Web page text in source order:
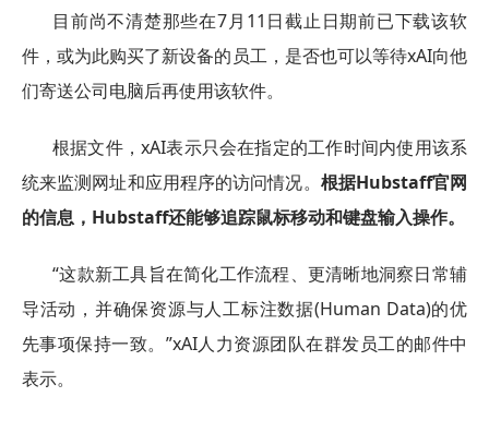
目前尚不清楚那些在7月11日截止日期前已下载该软
件，或为此购买了新设备的员工，是否也可以等待xAI向他
们寄送公司电脑后再使用该软件。
根据文件，xAI表示只会在指定的工作时间内使用该系
统来监测网址和应用程序的访问情况。 根据Hubstaff官网
的信息，Hubstaff还能够追踪鼠标移动和键盘输入操作。
“这款新工具旨在简化工作流程、更清晰地洞察日常辅
导活动，并确保资源与人工标注数据(Human Data)的优
先事项保持一致。”xAI人力资源团队在群发员工的邮件中
表示。